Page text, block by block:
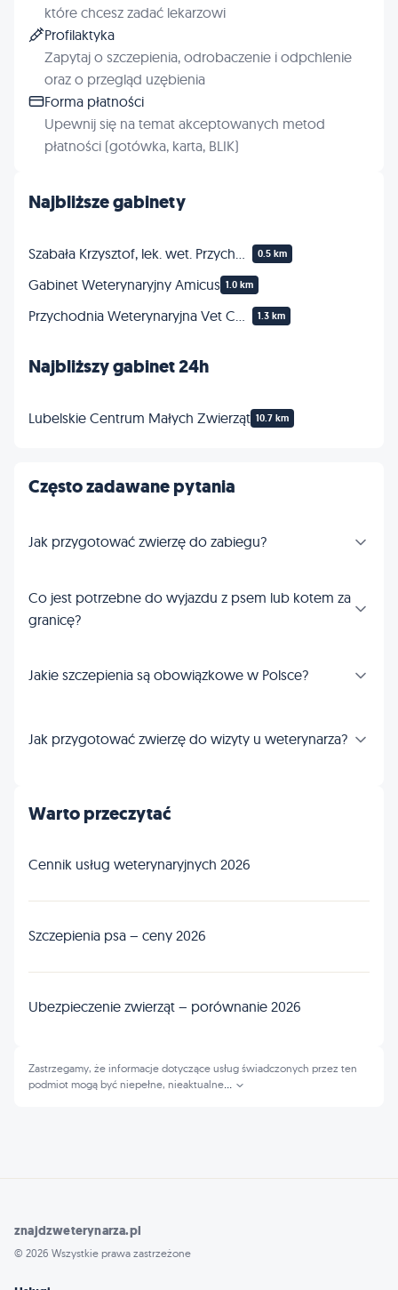
Najbliższe gabinety
0.5 km
Gabinet Weterynaryjny Amicus 1.0 km
1.3 km
Najbliższy gabinet 24h
Lubelskie Centrum Małych Zwierząt 10.7 km
Często zadawane pytania
Jak przygotować zwierzę do zabiegu?
Co jest potrzebne do wyjazdu z psem lub kotem za
granicę?
Jakie szczepienia są obowiązkowe w Polsce?
Jak przygotować zwierzę do wizyty u weterynarza?
które chcesz zadać lekarzowi
Profilaktyka
Zapytaj o szczepienia, odrobaczenie i odpchlenie
oraz o przegląd uzębienia
Forma płatności
Upewnij się na temat akceptowanych metod
płatności (gotówka, karta, BLIK)
Warto przeczytać
Cennik usług weterynaryjnych 2026
Szczepienia psa – ceny 2026
Ubezpieczenie zwierząt – porównanie 2026
Zastrzegamy, że informacje dotyczące usług świadczonych przez ten
podmiot mogą być niepełne, nieaktualne
znajdzweterynarza.pl
© 2026 Wszystkie prawa zastrzeżone